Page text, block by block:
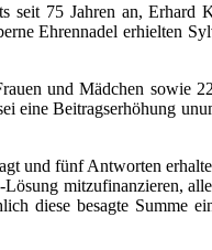
75 Jahren an, Erhard
Ehrennadel erhielten
und Mädchen sowie
eine Beitragserhöhung
und fünf Antworten
mitzufinanzieren,
diese besagte Summe